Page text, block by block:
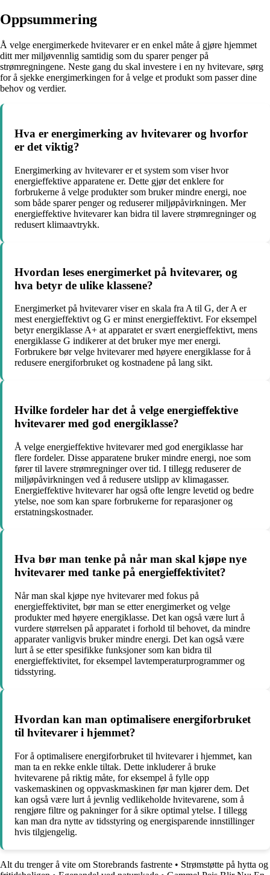
Oppsummering
Å velge energimerkede hvitevarer er en enkel måte å gjøre hjemmet
ditt mer miljøvennlig samtidig som du sparer penger på
strømregningene. Neste gang du skal investere i en ny hvitevare, sørg
for å sjekke energimerkingen for å velge et produkt som passer dine
behov og verdier.
Hva er energimerking av hvitevarer og hvorfor
er det viktig?
Energimerking av hvitevarer er et system som viser hvor
energieffektive apparatene er. Dette gjør det enklere for
forbrukerne å velge produkter som bruker mindre energi, noe
som både sparer penger og reduserer miljøpåvirkningen. Mer
energieffektive hvitevarer kan bidra til lavere strømregninger og
redusert klimaavtrykk.
Hvordan leses energimerket på hvitevarer, og
hva betyr de ulike klassene?
Energimerket på hvitevarer viser en skala fra A til G, der A er
mest energieffektivt og G er minst energieffektivt. For eksempel
betyr energiklasse A+ at apparatet er svært energieffektivt, mens
energiklasse G indikerer at det bruker mye mer energi.
Forbrukere bør velge hvitevarer med høyere energiklasse for å
redusere energiforbruket og kostnadene på lang sikt.
Hvilke fordeler har det å velge energieffektive
hvitevarer med god energiklasse?
Å velge energieffektive hvitevarer med god energiklasse har
flere fordeler. Disse apparatene bruker mindre energi, noe som
fører til lavere strømregninger over tid. I tillegg reduserer de
miljøpåvirkningen ved å redusere utslipp av klimagasser.
Energieffektive hvitevarer har også ofte lengre levetid og bedre
ytelse, noe som kan spare forbrukerne for reparasjoner og
erstatningskostnader.
Hva bør man tenke på når man skal kjøpe nye
hvitevarer med tanke på energieffektivitet?
Når man skal kjøpe nye hvitevarer med fokus på
energieffektivitet, bør man se etter energimerket og velge
produkter med høyere energiklasse. Det kan også være lurt å
vurdere størrelsen på apparatet i forhold til behovet, da mindre
apparater vanligvis bruker mindre energi. Det kan også være
lurt å se etter spesifikke funksjoner som kan bidra til
energieffektivitet, for eksempel lavtemperaturprogrammer og
tidsstyring.
Hvordan kan man optimalisere energiforbruket
til hvitevarer i hjemmet?
For å optimalisere energiforbruket til hvitevarer i hjemmet, kan
man ta en rekke enkle tiltak. Dette inkluderer å bruke
hvitevarene på riktig måte, for eksempel å fylle opp
vaskemaskinen og oppvaskmaskinen før man kjører dem. Det
kan også være lurt å jevnlig vedlikeholde hvitevarene, som å
rengjøre filtre og pakninger for å sikre optimal ytelse. I tillegg
kan man dra nytte av tidsstyring og energisparende innstillinger
hvis tilgjengelig.
Alt du trenger å vite om Storebrands fastrente • Strømstøtte på hytta og